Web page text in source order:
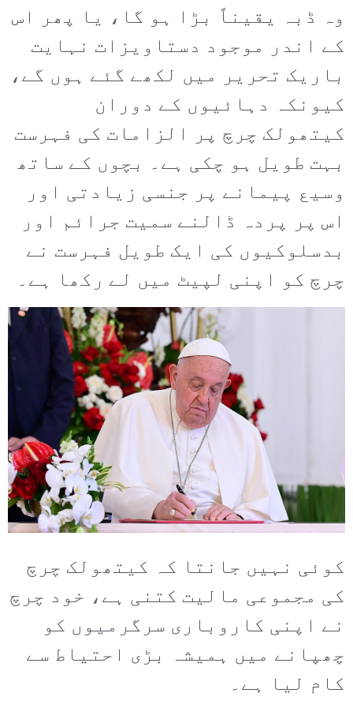
وہ ڈبہ یقیناً بڑا ہو گا، یا پھر اس
کے اندر موجود دستاویزات نہایت
باریک تحریر میں لکھے گئے ہوں گے،
کیونکہ دہائیوں کے دوران
کیتھولک چرچ پر الزامات کی فہرست
بہت طویل ہو چکی ہے۔ بچوں کے ساتھ
وسیع پیمانے پر جنسی زیادتی اور
اس پر پردہ ڈالنے سمیت جرائم اور
بدسلوکیوں کی ایک طویل فہرست نے
چرچ کو اپنی لپیٹ میں لے رکھا ہے۔
کوئی نہیں جانتا کہ کیتھولک چرچ
کی مجموعی مالیت کتنی ہے، خود چرچ
نے اپنی کاروباری سرگرمیوں کو
چھپانے میں ہمیشہ بڑی احتیاط سے
کام لیا ہے۔